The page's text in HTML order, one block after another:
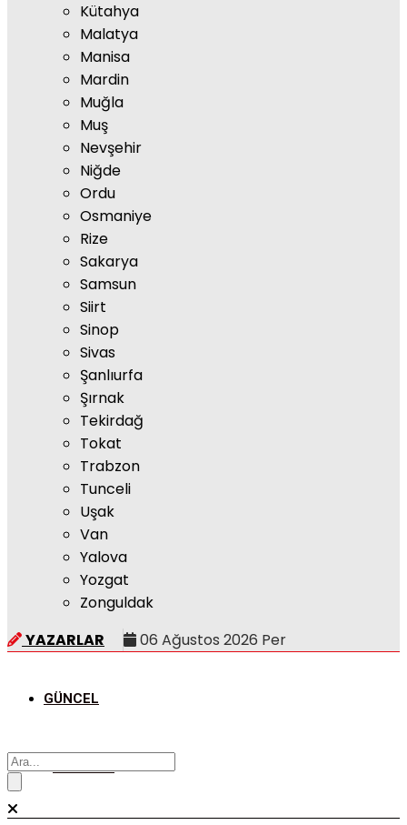
Kütahya
Malatya
Manisa
Mardin
Muğla
Muş
Nevşehir
Niğde
Ordu
Osmaniye
Rize
Sakarya
Samsun
Siirt
Sinop
Sivas
Şanlıurfa
Şırnak
Tekirdağ
Tokat
Trabzon
Tunceli
Uşak
Van
Yalova
Yozgat
Zonguldak
YAZARLAR
06 Ağustos 2026 Per
GÜNCEL
POLITIKA